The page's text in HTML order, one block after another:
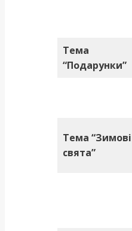
Тема
“Подарунки”
Тема “Зимові
свята”